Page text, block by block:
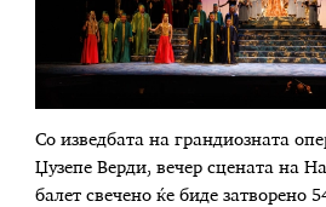
Со изведбата на грандиозната
Џузепе Верди, вечер сцената на
балет свечено ќе биде затворено